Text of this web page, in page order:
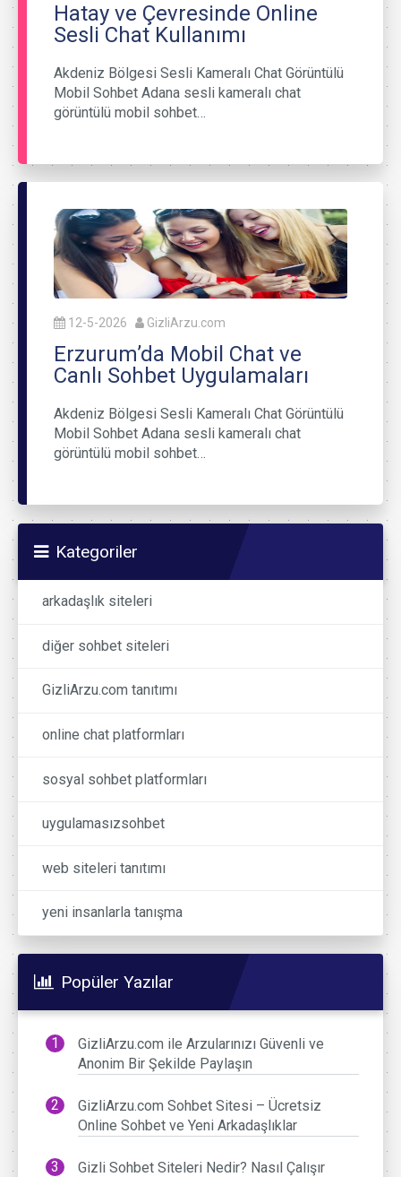
Hatay ve Çevresinde Online
Sesli Chat Kullanımı
Akdeniz Bölgesi Sesli Kameralı Chat Görüntülü
Mobil Sohbet Adana sesli kameralı chat
görüntülü mobil sohbet…
12-5-2026 GizliArzu.com
Erzurum’da Mobil Chat ve
Canlı Sohbet Uygulamaları
Akdeniz Bölgesi Sesli Kameralı Chat Görüntülü
Mobil Sohbet Adana sesli kameralı chat
görüntülü mobil sohbet…
Kategoriler
arkadaşlık siteleri
diğer sohbet siteleri
GizliArzu.com tanıtımı
online chat platformları
sosyal sohbet platformları
uygulamasızsohbet
web siteleri tanıtımı
yeni insanlarla tanışma
Popüler Yazılar
GizliArzu.com ile Arzularınızı Güvenli ve
Anonim Bir Şekilde Paylaşın
GizliArzu.com Sohbet Sitesi – Ücretsiz
Online Sohbet ve Yeni Arkadaşlıklar
Gizli Sohbet Siteleri Nedir? Nasıl Çalışır